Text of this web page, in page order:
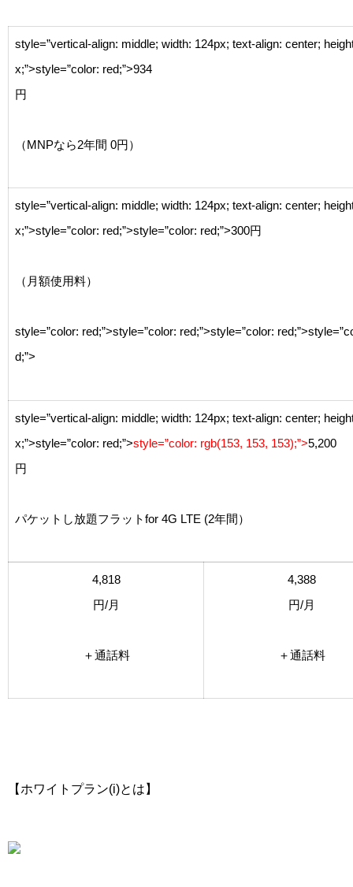
style=”vertical-align: middle; width: 124px; text-align: center;
x;”>style=”color: red;”>934
円
（MNPなら2年間 0円）
style=”vertical-align: middle; width: 124px; text-align: center;
x;”>style=”color: red;”>style=”color: red;”>300円
（月額使用料）
style=”color: red;”>style=”color: red;”>style=”color: red;”>
d;”>
style=”vertical-align: middle; width: 124px; text-align: center;
x;”>style=”color: red;”>style=”color: rgb(153, 153, 153);”>5,200
円
パケットし放題フラットfor 4G LTE (2年間）
4,818
円/月
＋通話料
4,388
円/月
＋通話料
【ホワイトプラン(i)とは】